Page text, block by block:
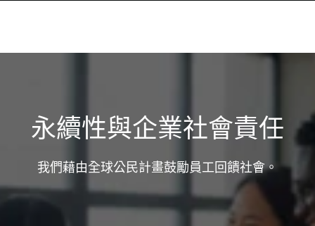
永續性與企業社會責任
我們藉由全球公民計畫鼓勵員工回饋社會。